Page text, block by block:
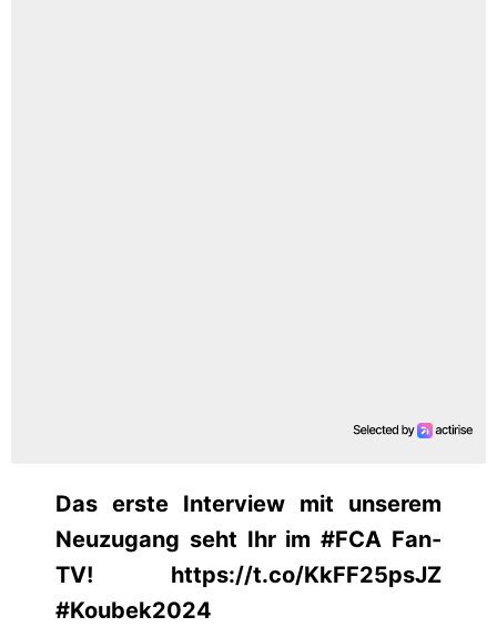
Das erste Interview mit unserem
Neuzugang seht Ihr im #FCA Fan-
TV! https://t.co/KkFF25psJZ
#Koubek2024